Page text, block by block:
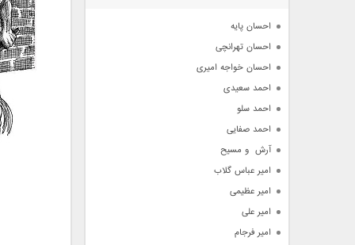
احسان پایه
احسان تهرانچی
احسان خواجه امیری
احمد سعیدی
احمد سلو
احمد صفایی
آرش  و مسیح
امیر عباس گلاب
امیر عظیمی
امیر علی
امیر فرجام